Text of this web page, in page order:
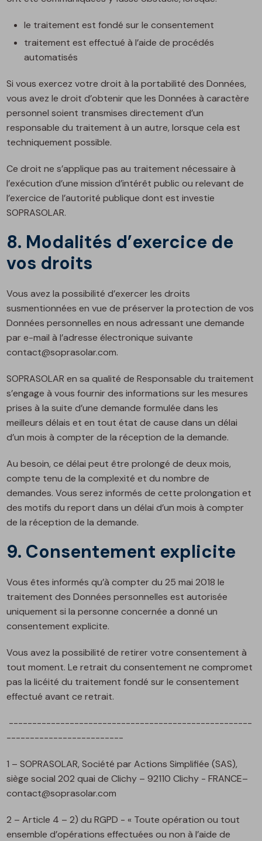
le traitement est fondé sur le consentement
traitement est effectué à l’aide de procédés
automatisés
Si vous exercez votre droit à la portabilité des Données,
vous avez le droit d’obtenir que les Données à caractère
personnel soient transmises directement d’un
responsable du traitement à un autre, lorsque cela est
techniquement possible.
Ce droit ne s’applique pas au traitement nécessaire à
l’exécution d’une mission d’intérêt public ou relevant de
l’exercice de l’autorité publique dont est investie
SOPRASOLAR.
8. Modalités d’exercice de
vos droits
Vous avez la possibilité d’exercer les droits
susmentionnées en vue de préserver la protection de vos
Données personnelles en nous adressant une demande
par e-mail à l’adresse électronique suivante
contact@soprasolar.com.
SOPRASOLAR en sa qualité de Responsable du traitement
s’engage à vous fournir des informations sur les mesures
prises à la suite d’une demande formulée dans les
meilleurs délais et en tout état de cause dans un délai
d’un mois à compter de la réception de la demande.
Au besoin, ce délai peut être prolongé de deux mois,
compte tenu de la complexité et du nombre de
demandes. Vous serez informés de cette prolongation et
des motifs du report dans un délai d’un mois à compter
de la réception de la demande.
9. Consentement explicite
Vous êtes informés qu’à compter du 25 mai 2018 le
traitement des Données personnelles est autorisée
uniquement si la personne concernée a donné un
consentement explicite.
Vous avez la possibilité de retirer votre consentement à
tout moment. Le retrait du consentement ne compromet
pas la licéité du traitement fondé sur le consentement
effectué avant ce retrait.
----------------------------------------------------
-------------------------
1 – SOPRASOLAR, Société par Actions Simplifiée (SAS),
siège social 202 quai de Clichy – 92110 Clichy - FRANCE–
contact@soprasolar.com
2 – Article 4 – 2) du RGPD - « Toute opération ou tout
ensemble d’opérations effectuées ou non à l’aide de